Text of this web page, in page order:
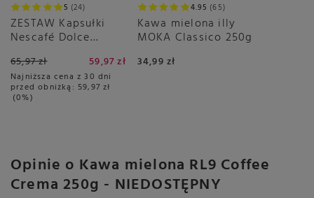
5 24
ZESTAW Kapsułki
Nescafé Dolce
Macchiato 3x16
sztuk
65,97 zł 59,97 zł
Najniższa cena z 30 dni
przed obniżką: 59,97 zł
0%
4.95 65
Kawa mielona illy
MOKA Classico 250g
34,99 zł
Opinie o Kawa mielona RL9 Coffee
Crema 250g - NIEDOSTĘPNY